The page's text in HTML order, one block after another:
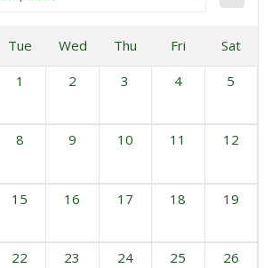
Tue Wed Thu Fri
Sat
1
2 3 4 5
8 9 10 11 12
15 16 17 18 19
22 23 24 25 26